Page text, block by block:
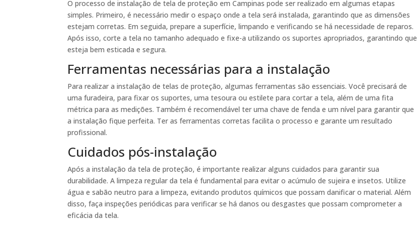
O processo de instalação de tela de proteção em Campinas pode ser realizado em algumas etapas
simples. Primeiro, é necessário medir o espaço onde a tela será instalada, garantindo que as dimensões
estejam corretas. Em seguida, prepare a superfície, limpando e verificando se há necessidade de reparos.
Após isso, corte a tela no tamanho adequado e fixe-a utilizando os suportes apropriados, garantindo que
esteja bem esticada e segura.
Ferramentas necessárias para a instalação
Para realizar a instalação de telas de proteção, algumas ferramentas são essenciais. Você precisará de
uma furadeira, para fixar os suportes, uma tesoura ou estilete para cortar a tela, além de uma fita
métrica para as medições. Também é recomendável ter uma chave de fenda e um nível para garantir que
a instalação fique perfeita. Ter as ferramentas corretas facilita o processo e garante um resultado
profissional.
Cuidados pós-instalação
Após a instalação da tela de proteção, é importante realizar alguns cuidados para garantir sua
durabilidade. A limpeza regular da tela é fundamental para evitar o acúmulo de sujeira e insetos. Utilize
água e sabão neutro para a limpeza, evitando produtos químicos que possam danificar o material. Além
disso, faça inspeções periódicas para verificar se há danos ou desgastes que possam comprometer a
eficácia da tela.